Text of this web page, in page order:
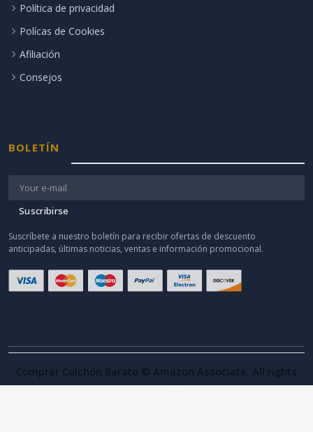
Política de privacidad
Polícas de Cookies
Afiliación
Consejos
BOLETÍN
Suscribirse
Suscríbete a nuestro boletín para recibir ofertas de descuento
anticipadas, últimas noticias, ventas e información promocional.
Comprar Colchón Barato © Amazon Associate. All rights
reserved.